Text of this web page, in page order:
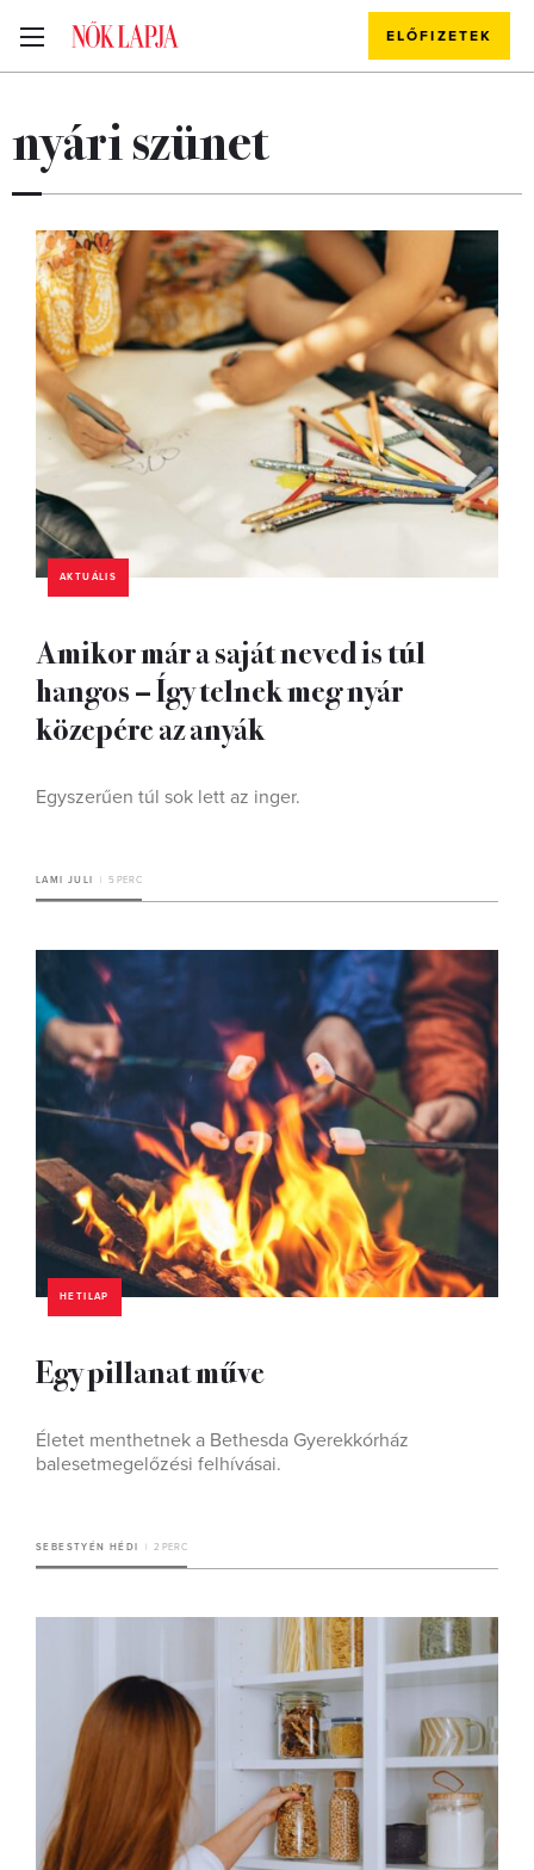
ELŐFIZETEK
nyári szünet
AKTUÁLIS
Amikor már a saját neved is túl
hangos – Így telnek meg nyár
közepére az anyák
Egyszerűen túl sok lett az inger.
LAMI JULI 5 PERC
HETILAP
Egy pillanat műve
Életet menthetnek a Bethesda Gyerekkórház
balesetmegelőzési felhívásai.
SEBESTYÉN HÉDI 2 PERC